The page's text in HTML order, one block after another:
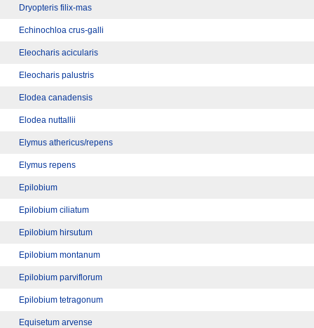
Dryopteris filix-mas
Echinochloa crus-galli
Eleocharis acicularis
Eleocharis palustris
Elodea canadensis
Elodea nuttallii
Elymus athericus/repens
Elymus repens
Epilobium
Epilobium ciliatum
Epilobium hirsutum
Epilobium montanum
Epilobium parviflorum
Epilobium tetragonum
Equisetum arvense